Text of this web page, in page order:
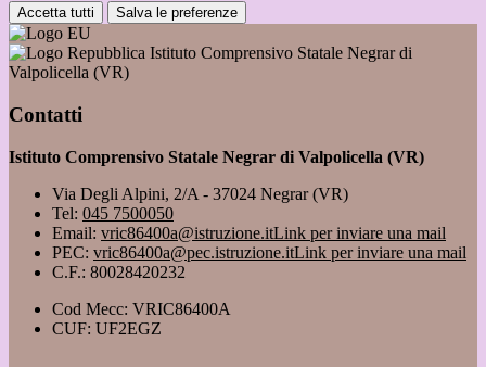
Accetta tutti Salva le preferenze
Istituto Comprensivo Statale Negrar di
Valpolicella (VR)
Contatti
Istituto Comprensivo Statale Negrar di Valpolicella (VR)
Via Degli Alpini, 2/A - 37024 Negrar (VR)
Tel: 045 7500050
Email: vric86400a@istruzione.itLink per inviare una mail
PEC: vric86400a@pec.istruzione.itLink per inviare una mail
C.F.: 80028420232
Cod Mecc: VRIC86400A
CUF: UF2EGZ